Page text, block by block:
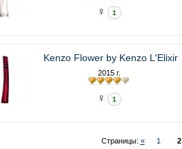
♀ 1
Kenzo Flower by Kenzo L'Elixir
2015 г.
♀ 1
Страницы: « 1 2